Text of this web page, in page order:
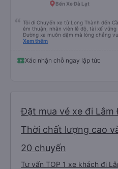
Bến Xe Đà Lạt
Tôi đi Chuyến xe từ Long Thành đến
êm thuận, nhân viên lễ độ, tài xế vững tay quả thật khiến tôi an tâm,
Đường xa muôn dặm mà lòng chẳng
nghiêm cẩn, hiếm thấy giữa thời buổi
Xem thêm
Xác nhận chỗ ngay lập tức
Đặt mua vé xe đi Lâm
Thời chất lượng cao
20 chuyến
Tư vấn TOP 1 xe khách đi